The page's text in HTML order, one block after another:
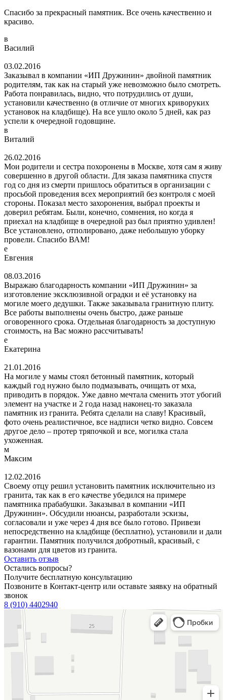
Спасибо за прекрасный памятник. Все очень качественно и
красиво.
в
Василий
03.02.2016
Заказывал в компании «ИП Дружинин» двойной памятник
родителям, так как на старый уже невозможно было смотреть.
Работа понравилась, видно, что потрудились от души,
установили качественно (в отличие от многих криворуких
установок на кладбище). На все ушло около 5 дней, как раз
успели к очередной годовщине.
в
Виталий
26.02.2016
Мои родители и сестра похоронены в Москве, хотя сам я живу
совершенно в другой области. Для заказа памятника спустя
год со дня из смерти пришлось обратиться в организации с
просьбой проведения всех мероприятий без контроля с моей
стороны. Показал место захоронения, выбрал проекты и
доверил ребятам. Были, конечно, сомнения, но когда я
приехал на кладбище в очередной раз был приятно удивлен!
Все установлено, отполировано, даже небольшую уборку
провели. Спасибо ВАМ!
е
Евгения
08.03.2016
Выражаю благодарность компании «ИП Дружинин» за
изготовление эксклюзивной оградки и её установку на
могиле моего дедушки. Также заказывала гранитную плиту.
Все работы выполнены очень быстро, даже раньше
оговоренного срока. Отдельная благодарность за доступную
стоимость, на Вас можно рассчитывать!
е
Екатерина
21.01.2016
На могиле у мамы стоял бетонный памятник, который
каждый год нужно было подмазывать, очищать от мха,
приводить в порядок. Уже давно мечтала сменить этот убогий
элемент на участке и 2 года назад наконец-то заказала
памятник из гранита. Ребята сделали на славу! Красивый,
фото очень реалистичное, все надписи четко видно. Совсем
другое дело – протер тряпочкой и все, могилка стала
ухоженная.
м
Максим
12.02.2016
Своему отцу решил установить памятник исключительно из
гранита, так как в его качестве убедился на примере
памятника прабабушки. Заказывал в компании «ИП
Дружинин». Обсудили нюансы, разработали эскизы,
согласовали и уже через 4 дня все было готово. Привези
непосредственно на кладбище (бесплатно), установили и дали
гарантии. Памятник получился добротный, красивый, с
вазонами для цветов из гранита.
Оставить отзыв
Остались вопросы?
Получите бесплатную консультацию
Позвоните в Контакт-центр или оставьте заявку на обратный
звонок
8 (910) 4402940